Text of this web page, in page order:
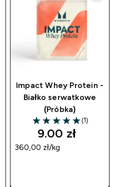
Impact Whey Protein -
Białko serwatkowe
(Próbka)
5 out of 5 stars
(1)
9.00 zł‎
360,00 zł‎/kg